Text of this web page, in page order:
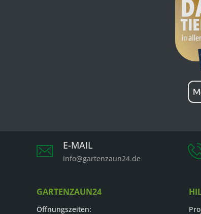
E-MAIL
info@gartenzaun24.de
GARTENZAUN24
Öffnungszeiten: